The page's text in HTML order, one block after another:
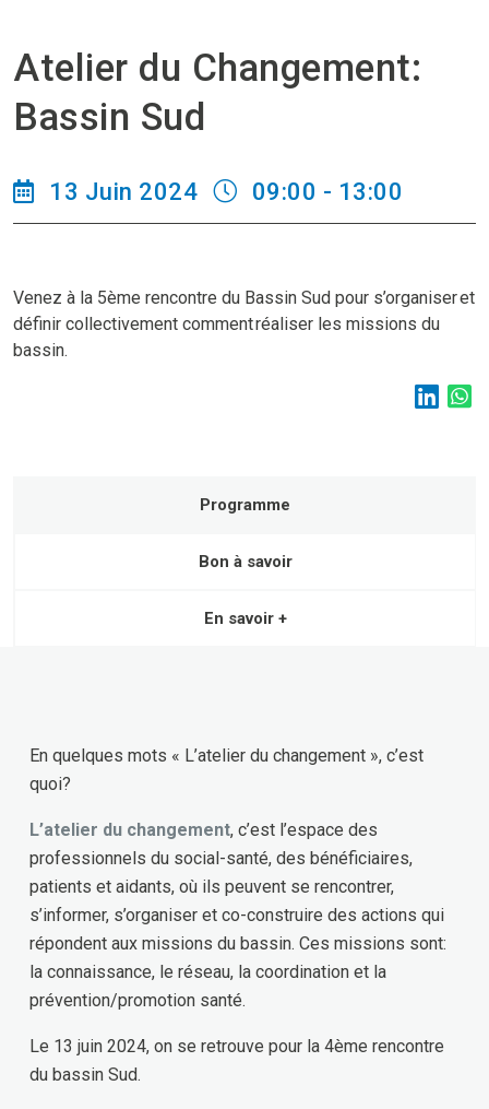
Atelier du Changement:
Bassin Sud
13 Juin 2024 09:00 - 13:00
Venez à la 5ème rencontre du Bassin Sud pour s’organiser et
définir collectivement comment réaliser les missions du
bassin.
Programme
Bon à savoir
En savoir +
En quelques mots « L’atelier du changement », c’est
quoi?
L’atelier du changement, c’est l’espace des
professionnels du social-santé, des bénéficiaires,
patients et aidants, où ils peuvent se rencontrer,
s’informer, s’organiser et co-construire des actions qui
répondent aux missions du bassin. Ces missions sont:
la connaissance, le réseau, la coordination et la
prévention/promotion santé.
Le 13 juin 2024, on se retrouve pour la 4ème rencontre
du bassin Sud.